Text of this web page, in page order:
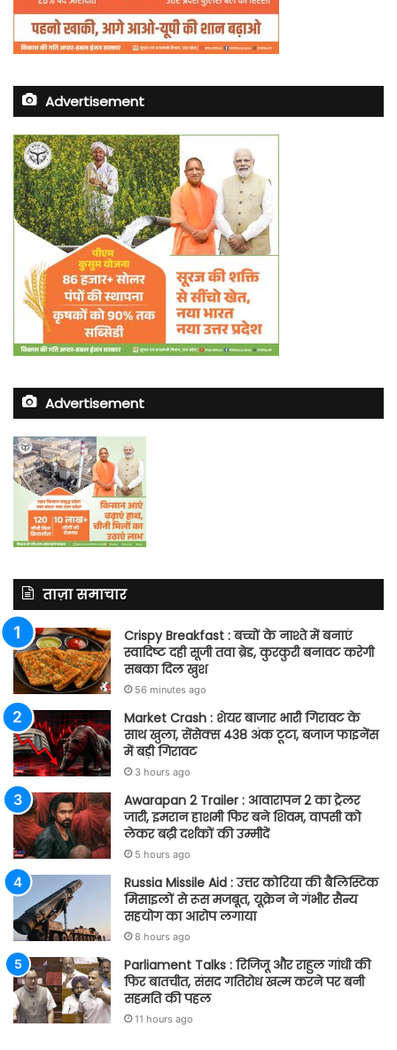
Advertisement
Advertisement
ताज़ा समाचार
Crispy Breakfast : बच्चों के नाश्ते में बनाएं
स्वादिष्ट दही सूजी तवा ब्रेड, कुरकुरी बनावट करेगी
सबका दिल खुश
56 minutes ago
Market Crash : शेयर बाजार भारी गिरावट के
साथ खुला, सेंसेक्स 438 अंक टूटा, बजाज फाइनेंस
में बड़ी गिरावट
3 hours ago
Awarapan 2 Trailer : आवारापन 2 का ट्रेलर
जारी, इमरान हाशमी फिर बने शिवम, वापसी को
लेकर बढ़ी दर्शकों की उम्मीदें
5 hours ago
Russia Missile Aid : उत्तर कोरिया की बैलिस्टिक
मिसाइलों से रूस मजबूत, यूक्रेन ने गंभीर सैन्य
सहयोग का आरोप लगाया
8 hours ago
Parliament Talks : रिजिजू और राहुल गांधी की
फिर बातचीत, संसद गतिरोध खत्म करने पर बनी
सहमति की पहल
11 hours ago